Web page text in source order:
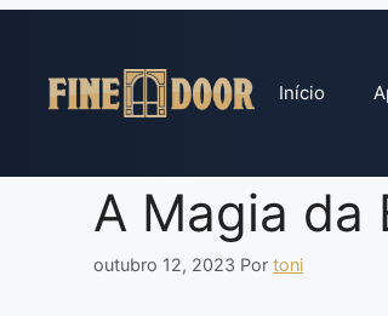
conteúdo
Início
A Magia da
outubro 12, 2023 Por toni